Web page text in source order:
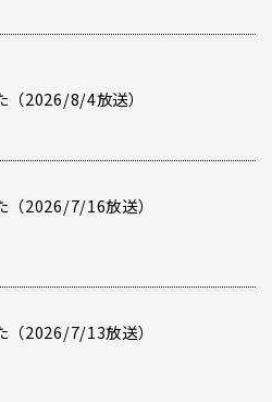
（2026/8/4放送）
（2026/7/16放送）
（2026/7/13放送）